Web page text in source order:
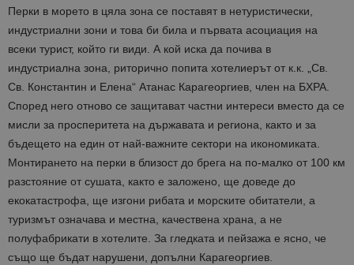
Перки в морето в цяла зона се поставят в нетуристически,
индустриални зони и това би била и първата асоциация на
всеки турист, който ги види. А кой иска да почива в
индустриална зона, риторично попита хотелиерът от к.к. „Св.
Св. Константин и Елена“ Атанас Карагеоргиев, член на БХРА.
Според него отново се защитават частни интереси вместо да се
мисли за просперитета на държавата и региона, както и за
бъдещето на един от най-важните сектори на икономиката.
Монтирането на перки в близост до брега на по-малко от 100 км
разстояние от сушата, както е заложено, ще доведе до
екокатастрофа, ще изгони рибата и морските обитатели, а
туризмът означава и местна, качествена храна, а не
полуфабрикати в хотелите. За гледката и пейзажа е ясно, че
също ще бъдат нарушени, допълни Карагеоргиев.